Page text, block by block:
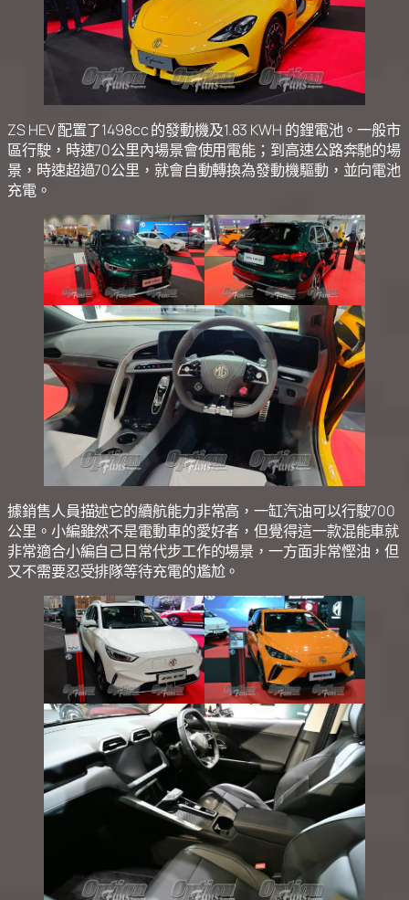
ZS HEV 配置了1498cc 的發動機及1.83 KWH 的鋰電池。一般市
區行駛，時速70公里內場景會使用電能；到高速公路奔馳的場
景，時速超過70公里，就會自動轉換為發動機驅動，並向電池
充電。
據銷售人員描述它的續航能力非常高，一缸汽油可以行駛700
公里。小編雖然不是電動車的愛好者，但覺得這一款混能車就
非常適合小編自己日常代步工作的場景，一方面非常慳油，但
又不需要忍受排隊等待充電的尷尬。